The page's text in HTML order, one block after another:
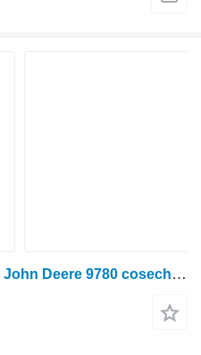
Distribuidor hidráulico para John Deere 9780 cosechadora de cereales